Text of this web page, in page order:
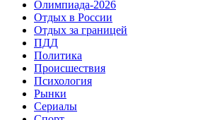
Олимпиада-2026
Отдых в России
Отдых за границей
ПДД
Политика
Происшествия
Психология
Рынки
Сериалы